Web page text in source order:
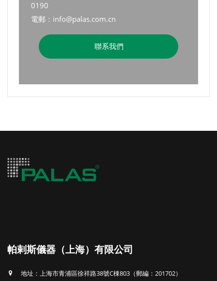
0190
電郵：info@palas.com.cn
聯系我們
帕剌斯儀器（上海）有限公司
地址：上海市青浦區徐祥路38號C棟803（郵編：201702）